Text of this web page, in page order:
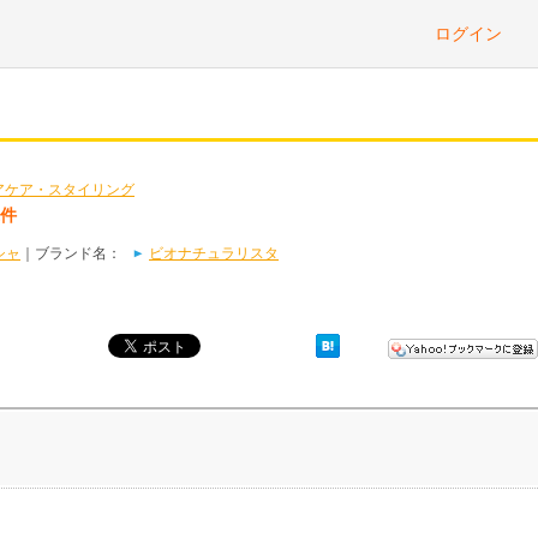
ログイン
ケア・スタイリング
ャ ｜ブランド名： ビオナチュラリスタ